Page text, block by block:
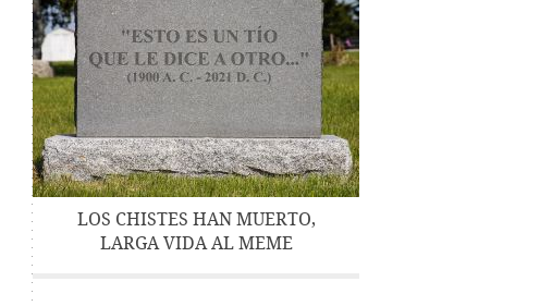
LOS CHISTES HAN MUERTO,
LARGA VIDA AL MEME